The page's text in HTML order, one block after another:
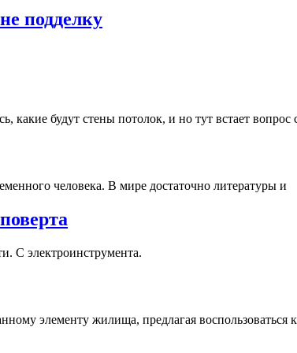
подделку
какие будут стены потолок, и но тут встает вопрос
человека. В мире достаточно литературы и
С электроинструмента.
элементу жилища, предлагая воспользоваться